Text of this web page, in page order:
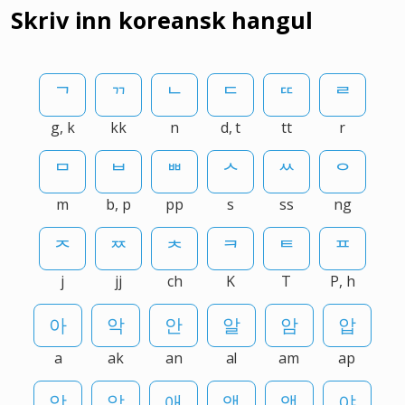
Skriv inn koreansk hangul
g, k kk n d, t tt r
m b, p pp s ss ng
j jj ch K T P, h
a ak an al am ap